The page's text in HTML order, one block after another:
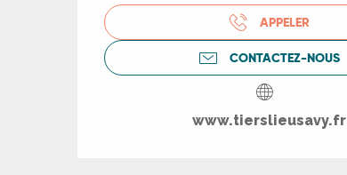
APPELER
CONTACTEZ-NOUS
www.tierslieusavy.fr